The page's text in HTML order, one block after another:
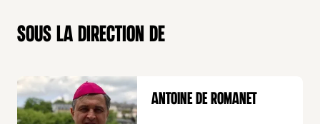
sous la direction de
Antoine de Romanet